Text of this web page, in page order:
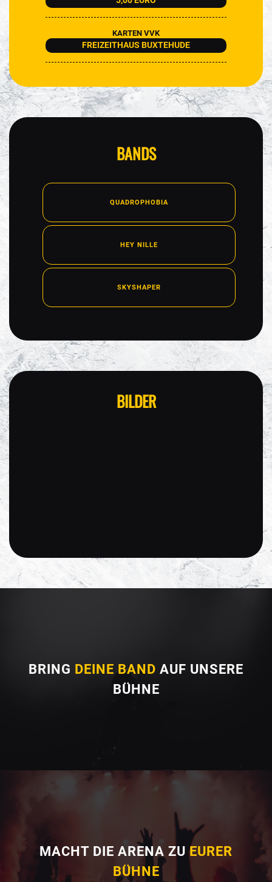
KARTEN VVK
FREIZEITHAUS BUXTEHUDE
BANDS
QUADROPHOBIA
HEY NILLE
SKYSHAPER
BILDER
BRING DEINE BAND AUF UNSERE
BÜHNE
MACHT DIE ARENA ZUEURER
BÜHNE